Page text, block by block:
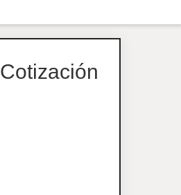
Cotización